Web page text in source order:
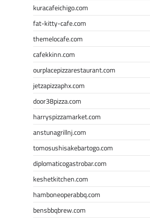
kuracafeichigo.com
fat-kitty-cafe.com
themelocafe.com
cafekkinn.com
ourplacepizzarestaurant.com
jetzapizzaphx.com
door38pizza.com
harryspizzamarket.com
anstunagrillnj.com
tomosushisakebartogo.com
diplomaticogastrobar.com
keshetkitchen.com
hamboneoperabbq.com
bensbbqbrew.com